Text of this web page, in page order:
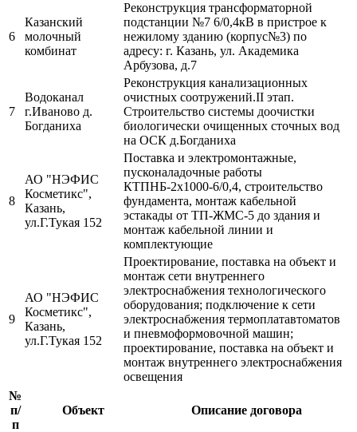
6
Казанский
молочный
комбинат
Реконструкция трансформаторной
подстанции №7 6/0,4кВ в пристрое к
нежилому зданию (корпус№3) по
адресу: г. Казань, ул. Академика
Арбузова, д.7
7
Водоканал
г.Иваново д.
Богданиха
Реконструкция канализационных
очистных соотружений.II этап.
Строительство системы доочистки
биологически очищенных сточных вод
на ОСК д.Богданиха
8
АО "НЭФИС
Косметикс",
Казань,
ул.Г.Тукая 152
Поставка и электромонтажные,
пусконаладочные работы
КТПНБ-2х1000-6/0,4, строительство
фундамента, монтаж кабельной
эстакады от ТП-ЖМС-5 до здания и
монтаж кабельной линии и
комплектующие
9
АО "НЭФИС
Косметикс",
Казань,
ул.Г.Тукая 152
Проектирование, поставка на объект и
монтаж сети внутреннего
электроснабжения технологического
оборудования; подключение к сети
электроснабжения термоплатавтоматов
и пневмоформовочной машин;
проектирование, поставка на объект и
монтаж внутреннего электроснабжения
освещения
№
п/
п
Объект Описание договора